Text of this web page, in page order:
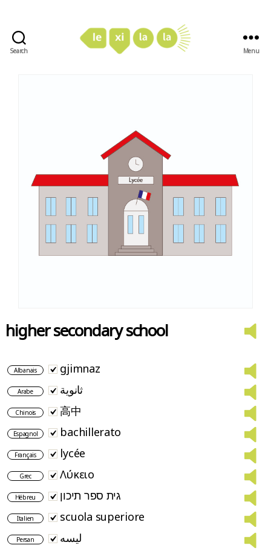
Search Menu
higher secondary school
Albanais gjimnaz
Arabe ثانوية
Chinois 高中
Espagnol bachillerato
Français lycée
Grec Λύκειο
Hébreu גית ספר תיכון
Italien scuola superiore
Persan لیسه